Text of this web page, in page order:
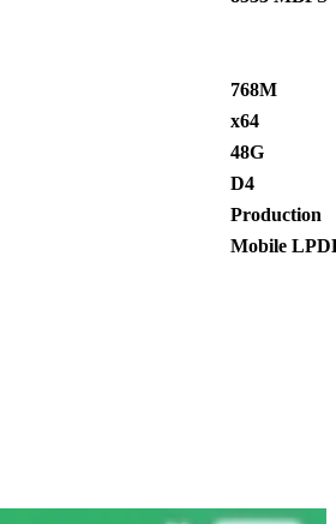
768M
x64
48G
D4
Production
Mobile